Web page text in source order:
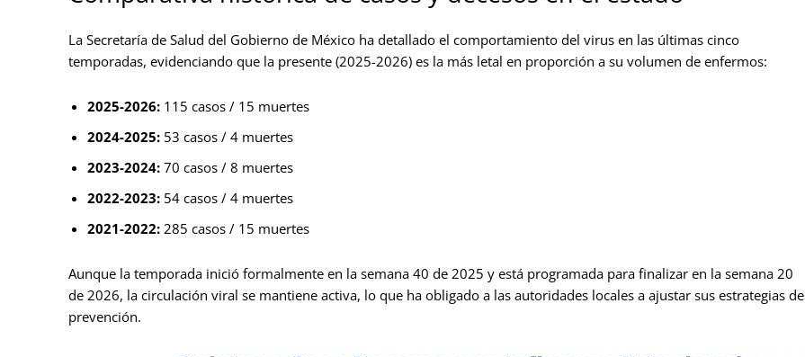
La Secretaría de Salud del Gobierno de México ha detallado el comportamiento del virus en las últimas cinco
temporadas, evidenciando que la presente (2025-2026) es la más letal en proporción a su volumen de enfermos:
2025-2026: 115 casos / 15 muertes
2024-2025: 53 casos / 4 muertes
2023-2024: 70 casos / 8 muertes
2022-2023: 54 casos / 4 muertes
2021-2022: 285 casos / 15 muertes
Aunque la temporada inició formalmente en la semana 40 de 2025 y está programada para finalizar en la semana 20
de 2026, la circulación viral se mantiene activa, lo que ha obligado a las autoridades locales a ajustar sus estrategias de
prevención.